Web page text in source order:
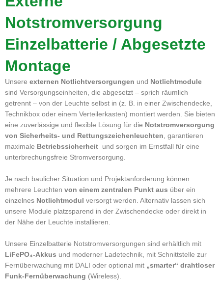
Notstromversorgung
Einzelbatterie / Abgesetzte
Montage
Unsere externen Notlichtversorgungen und Notlichtmodule
sind Versorgungseinheiten, die abgesetzt – sprich räumlich
getrennt – von der Leuchte selbst in (z. B. in einer Zwischendecke,
Technikbox oder einem Verteilerkasten) montiert werden. Sie bieten
eine zuverlässige und flexible Lösung für die Notstromversorgung
von Sicherheits- und Rettungszeichenleuchten, garantieren
maximale Betriebssicherheit und sorgen im Ernstfall für eine
unterbrechungsfreie Stromversorgung.
Je nach baulicher Situation und Projektanforderung können
mehrere Leuchten von einem zentralen Punkt aus über ein
einzelnes Notlichtmodul versorgt werden. Alternativ lassen sich
unsere Module platzsparend in der Zwischendecke oder direkt in
der Nähe der Leuchte installieren.
Unsere Einzelbatterie Notstromversorgungen sind erhältlich mit
LiFePO₄-Akkus und moderner Ladetechnik, mit Schnittstelle zur
Fernüberwachung mit DALI oder optional mit „smarter“ drahtloser
Funk-Fernüberwachung (Wireless).